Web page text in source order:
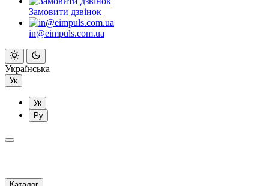
Замовити дзвінок
in@eimpuls.com.ua
Українська
Ук
Ук
Ру